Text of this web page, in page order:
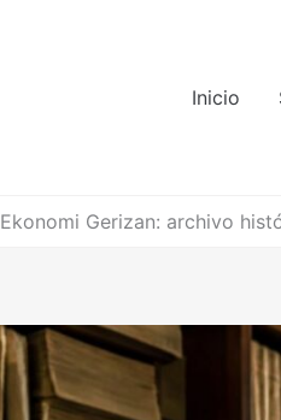
Inicio
Ekonomi Gerizan: archivo